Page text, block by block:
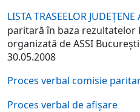
LISTA TRASEELOR JUDEŢENE
paritară în baza rezultatelor
organizată de ASSI
30.05.2008
Proces verbal comisie
Proces verbal de afişare